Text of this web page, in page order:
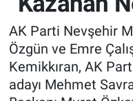
AK Parti Nevşehir
Özgün ve Emre
Kemikkıran, AK
adayı Mehmet
Muşkara Özel
Ekonomi
Süper Lig Puan
Tüm Manşetler